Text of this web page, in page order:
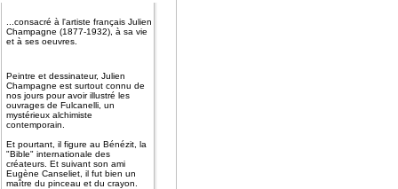
...consacré à l'artiste français Julien
Champagne (1877-1932), à sa vie
et à ses oeuvres.
Peintre et dessinateur, Julien
Champagne est surtout connu de
nos jours pour avoir illustré les
ouvrages de Fulcanelli, un
mystérieux alchimiste
contemporain.
Et pourtant, il figure au Bénézit, la
"Bible" internationale des
créateurs. Et suivant son ami
Eugène Canseliet, il fut bien un
maître du pinceau et du crayon.